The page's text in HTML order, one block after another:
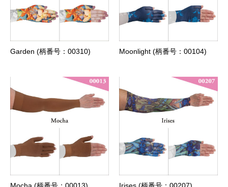
Garden (柄番号：00310) Moonlight (柄番号：00104)
Mocha (柄番号：00013) Irises (柄番号：00207)